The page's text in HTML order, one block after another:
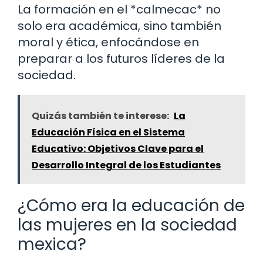
La formación en el *calmecac* no
solo era académica, sino también
moral y ética, enfocándose en
preparar a los futuros líderes de la
sociedad.
Quizás también te interese: La
Educación Física en el Sistema
Educativo: Objetivos Clave para el
Desarrollo Integral de los Estudiantes
¿Cómo era la educación de
las mujeres en la sociedad
mexica?